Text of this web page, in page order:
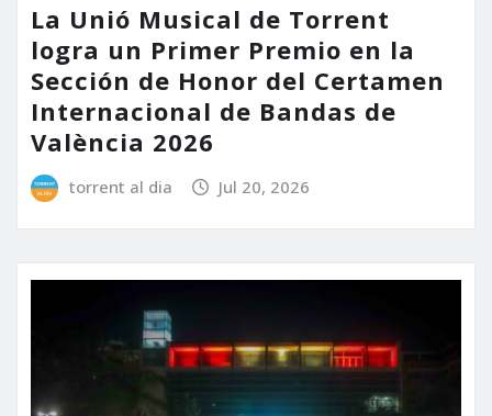
La Unió Musical de Torrent
logra un Primer Premio en la
Sección de Honor del Certamen
Internacional de Bandas de
València 2026
torrent al dia Jul 20, 2026